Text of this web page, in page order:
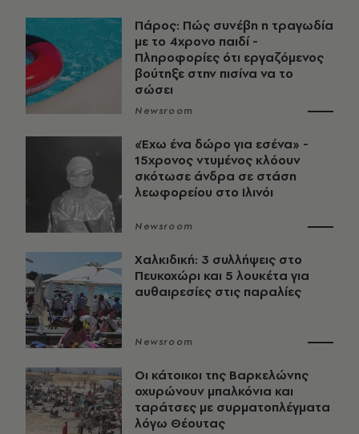
Πάρος: Πώς συνέβη η τραγωδία
με το 4χρονο παιδί -
Πληροφορίες ότι εργαζόμενος
βούτηξε στην πισίνα να το
σώσει
Newsroom
«Έχω ένα δώρο για εσένα» -
15χρονος ντυμένος κλόουν
σκότωσε άνδρα σε στάση
λεωφορείου στο Ιλινόι
Newsroom
Χαλκιδική: 3 συλλήψεις στο
Πευκοχώρι και 5 λουκέτα για
αυθαιρεσίες στις παραλίες
Newsroom
Οι κάτοικοι της Βαρκελώνης
οχυρώνουν μπαλκόνια και
ταράτσες με συρματοπλέγματα
λόγω Θέουτας